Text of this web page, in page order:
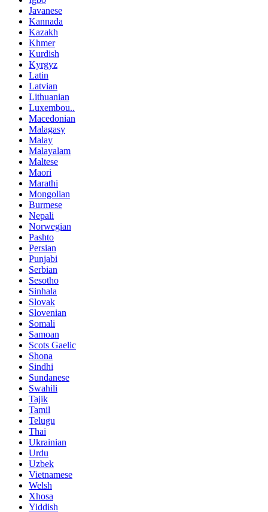
Javanese
Kannada
Kazakh
Khmer
Kurdish
Kyrgyz
Latin
Latvian
Lithuanian
Luxembou..
Macedonian
Malagasy
Malay
Malayalam
Maltese
Maori
Marathi
Mongolian
Burmese
Nepali
Norwegian
Pashto
Persian
Punjabi
Serbian
Sesotho
Sinhala
Slovak
Slovenian
Somali
Samoan
Scots Gaelic
Shona
Sindhi
Sundanese
Swahili
Tajik
Tamil
Telugu
Thai
Ukrainian
Urdu
Uzbek
Vietnamese
Welsh
Xhosa
Yiddish